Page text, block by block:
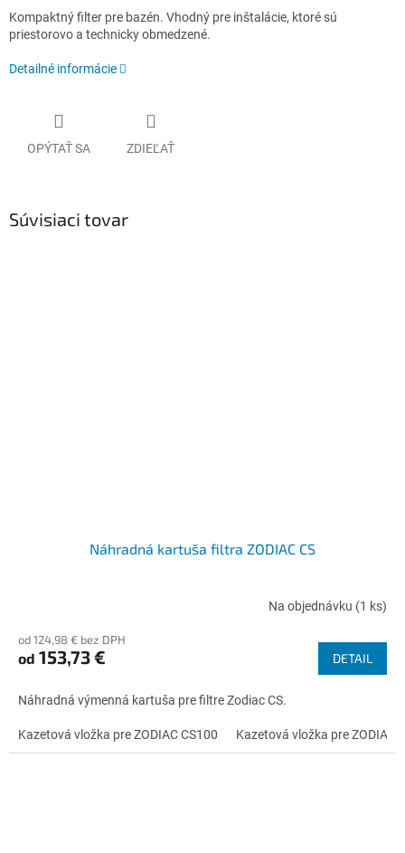
Kompaktný filter pre bazén. Vhodný pre inštalácie, ktoré sú
priestorovo a technicky obmedzené.
Detailné informácie
OPÝTAŤ SA ZDIEĽAŤ
Súvisiaci tovar
Náhradná kartuša filtra ZODIAC CS
Na objednávku (1 ks)
od 124,98 € bez DPH
od 153,73 € DETAIL
Náhradná výmenná kartuša pre filtre Zodiac CS.
Kazetová vložka pre ZODIAC CS100 Kazetová vložka pre ZODIAC